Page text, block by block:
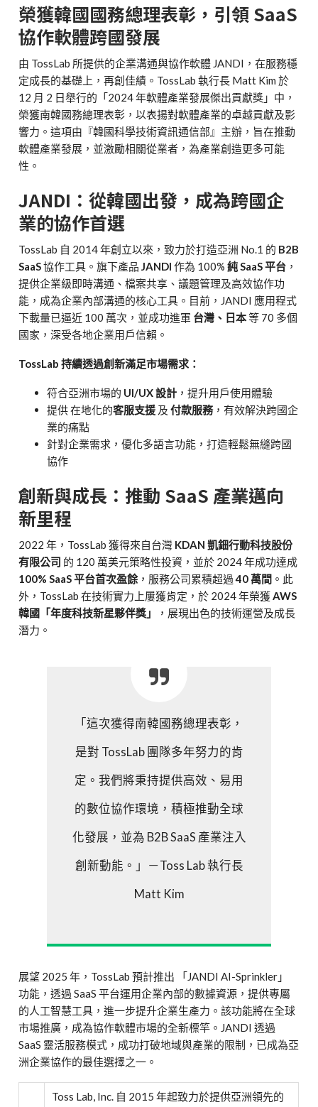
榮獲韓國國務總理表彰，引領 SaaS
協作軟體跨國發展
由 TossLab 所提供的企業溝通與協作軟體 JANDI，在服務穩
定成長的基礎上，再創佳績。TossLab 執行長 Matt Kim 於
12 月 2 日舉行的「2024 年軟體產業發展傑出貢獻獎」中，
榮獲南韓國務總理表彰，以表揚對軟體產業的卓越貢獻及影
響力。這項由『韓國科學技術資訊通信部』主辦，旨在推動
軟體產業發展，並激勵相關從業者，為產業創造更多可能
性。
JANDI：從韓國出發，成為跨國企
業的協作首選
TossLab 自 2014 年創立以來，致力於打造亞洲 No.1 的 B2B
SaaS協作工具。旗下產品JANDI 作為 100%純 SaaS 平台 ，
提供企業級即時溝通、檔案共享、議題管理及高效協作功
能，成為企業內部溝通的核心工具。目前，JANDI 應用程式
下載量已逼近 100 萬次，並成功進軍 台灣、日本等 70 多個
國家，深受各地企業用戶信賴。
TossLab 持續透過創新滿足市場需求：
符合亞洲市場的 UI/UX 設計 ，提升用戶使用體驗
提供 在地化的客服支援 及付款服務，有效解決跨國企
業的痛點
針對企業需求，優化多語言功能，打造輕鬆無縫跨國
協作
創新與成長：推動 SaaS 產業邁向
新里程
2022 年，TossLab 獲得來自台灣 KDAN 凱鈿行動科技股份
有限公司 的 120 萬美元策略性投資，並於 2024 年成功達成
100% SaaS 平台首次盈餘，服務公司累積超過40 萬間 。此
外，TossLab 在技術實力上屢獲肯定，於 2024 年榮獲AWS
韓國「年度科技新星夥伴獎」
，展現出色的技術運營及成長
潛力。
「這次獲得南韓國務總理表彰，
是對 TossLab 團隊多年努力的肯
定。我們將秉持提供高效、易用
的數位協作環境，積極推動全球
化發展，並為 B2B SaaS 產業注入
創新動能。」－Toss Lab 執行長
Matt Kim
展望 2025 年，TossLab 預計推出 「JANDI AI-Sprinkler」
功能，透過 SaaS 平台運用企業內部的數據資源，提供專屬
的人工智慧工具，進一步提升企業生產力。該功能將在全球
市場推廣，成為協作軟體市場的全新標竿。JANDI 透過
SaaS 靈活服務模式，成功打破地域與產業的限制，已成為亞
洲企業協作的最佳選擇之一。
Toss Lab, Inc. 自 2015 年起致力於提供亞洲領先的